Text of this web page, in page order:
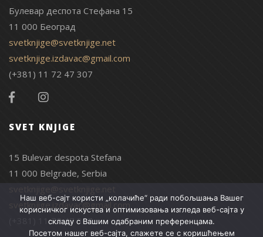
Булевар деспота Стефана 15
11 000 Београд
svetknjige@svetknjige.net
svetknjige.izdavac@gmail.com
(+381) 11 72 47 307
SVET KNJIGE
15 Bulevar despota Stefana
11 000 Belgrade, Serbia
svetknjige.izdavac@gmail.com
(+381) 11 72 47 307
Наш веб-сајт користи „колачиће“ ради побољшања Вашег
корисничког искуства и оптимизовања изгледа веб-сајта у
складу с Вашим одабраним преференцама.
Посетом нашег веб-сајта, слажете се с коришћењем